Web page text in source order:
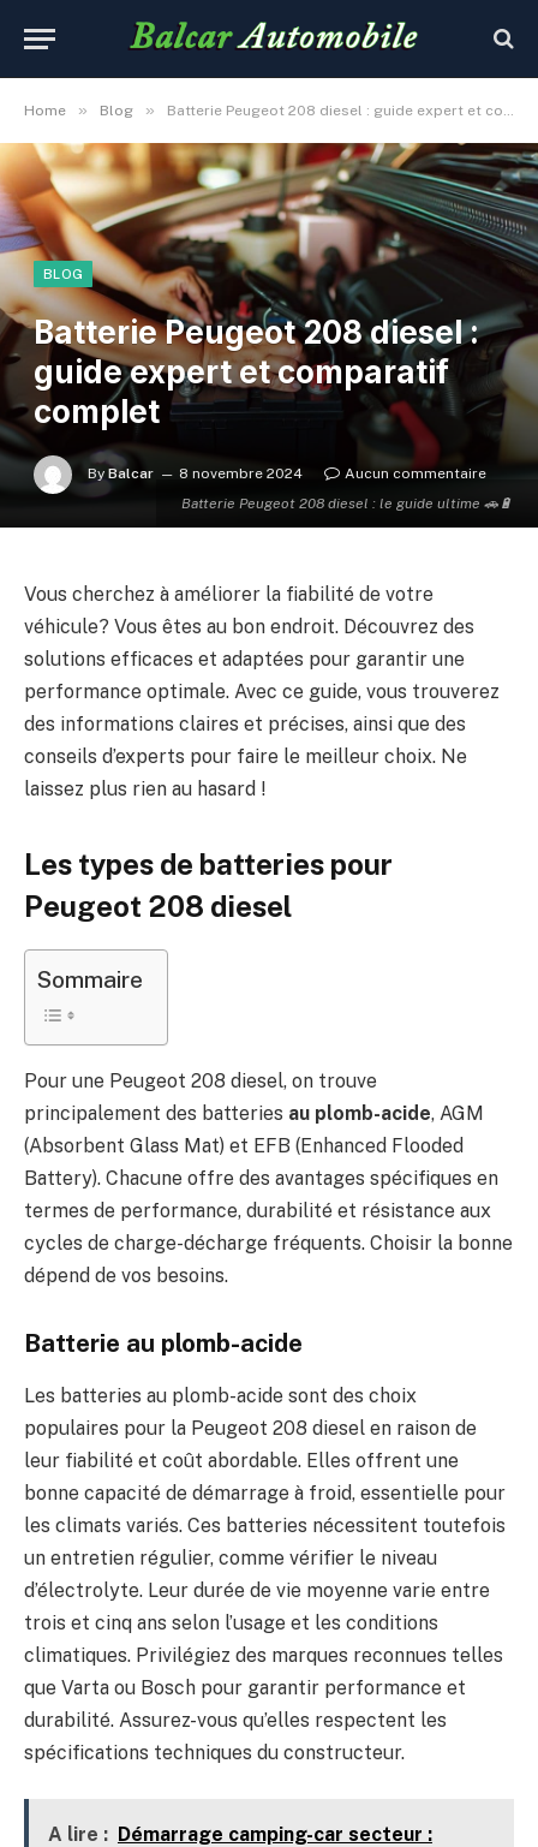
Home » Blog » Batterie Peugeot 208 diesel : guide expert et comparatif complet
Batterie Peugeot 208 diesel : le guide ultime 🚗🔋
BLOG
Batterie Peugeot 208 diesel :
guide expert et comparatif
complet
By Balcar 8 novembre 2024 Aucun commentaire
Vous cherchez à améliorer la fiabilité de votre
véhicule? Vous êtes au bon endroit. Découvrez des
solutions efficaces et adaptées pour garantir une
performance optimale. Avec ce guide, vous trouverez
des informations claires et précises, ainsi que des
conseils d’experts pour faire le meilleur choix. Ne
laissez plus rien au hasard !
Les types de batteries pour
Peugeot 208 diesel
Sommaire
Pour une Peugeot 208 diesel, on trouve
principalement des batteries au plomb-acide, AGM
(Absorbent Glass Mat) et EFB (Enhanced Flooded
Battery). Chacune offre des avantages spécifiques en
termes de performance, durabilité et résistance aux
cycles de charge-décharge fréquents. Choisir la bonne
dépend de vos besoins.
Batterie au plomb-acide
Les batteries au plomb-acide sont des choix
populaires pour la Peugeot 208 diesel en raison de
leur fiabilité et coût abordable. Elles offrent une
bonne capacité de démarrage à froid, essentielle pour
les climats variés. Ces batteries nécessitent toutefois
un entretien régulier, comme vérifier le niveau
d’électrolyte. Leur durée de vie moyenne varie entre
trois et cinq ans selon l’usage et les conditions
climatiques. Privilégiez des marques reconnues telles
que Varta ou Bosch pour garantir performance et
durabilité. Assurez-vous qu’elles respectent les
spécifications techniques du constructeur.
A lire : Démarrage camping-car secteur :